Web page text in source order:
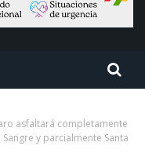
asfaltará completamente
y parcialmente Santa